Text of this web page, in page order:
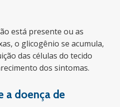
está presente ou as
o glicogênio se acumula,
das células do tecido
dos sintomas.
a doença de